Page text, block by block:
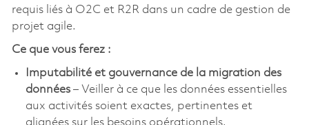
requis liés à O2C et R2R dans un cadre de gestion de
projet agile.
Ce que vous ferez :
Imputabilité et gouvernance de la migration des
données– Veiller à ce que les données essentielles
aux activités soient exactes, pertinentes et
alignées sur les besoins opérationnels.